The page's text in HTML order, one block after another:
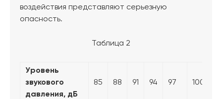
воздействия представляют серьезную
опасность.
Таблица 2
Уровень
звукового
давления, дБ
85 88 91 94 97 100